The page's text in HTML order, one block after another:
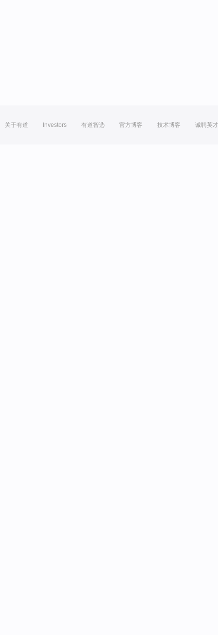
关于有道 Investors 有道智选 官方博客 技术博客 诚聘英才